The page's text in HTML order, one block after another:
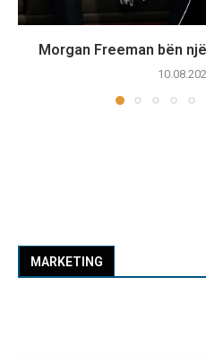
Morgan Freeman bën
MARKETING